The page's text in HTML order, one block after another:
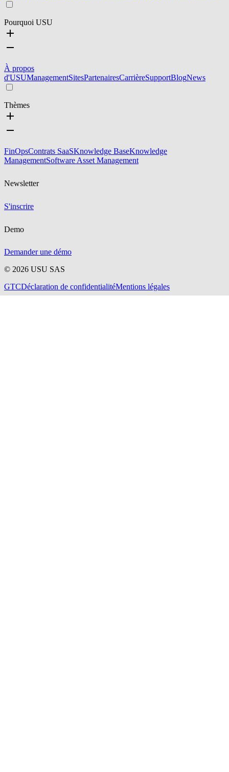
Pourquoi USU
À propos
d'USUManagementSitesPartenairesCarrièreSupportBlogNews
Thèmes
FinOpsContrats SaaSKnowledge BaseKnowledge
ManagementSoftware Asset Management
Newsletter
S'inscrire
Demo
Demander une démo
© 2026 USU SAS
GTCDéclaration de confidentialitéMentions légales